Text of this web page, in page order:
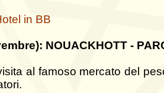
in BB
NOUACKHOTT -
al famoso mercato del